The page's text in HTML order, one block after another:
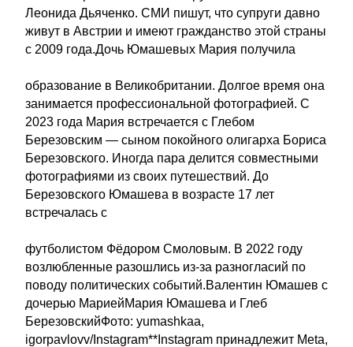
Леонида Дьяченко. СМИ пишут, что супруги давно
живут в Австрии и имеют гражданство этой страны
с 2009 года.Дочь Юмашевых Мария получила
образование в Великобритании. Долгое время она
занимается профессиональной фотографией. С
2023 года Мария встречается с Глебом
Березовским — сыном покойного олигарха Бориса
Березовского. Иногда пара делится совместными
фотографиями из своих путешествий. До
Березовского Юмашева в возрасте 17 лет
встречалась с
футболистом Фёдором Смоловым. В 2022 году
возлюбленные разошлись из-за разногласий по
поводу политических событий.Валентин Юмашев с
дочерью МариейМария Юмашева и Глеб
БерезовскийФото: yumashkaa,
igorpavlovv/Instagram**Instagram принадлежит Meta,